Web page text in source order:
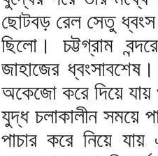
ছোটবড় রেল সেতু
ছিলো। চট্টগ্রাম
জাহাজের
অকেজো করে দিয়ে যায়
যুদ্ধ চলাকালীন সময়ে
পাচার করে নিয়ে যায়